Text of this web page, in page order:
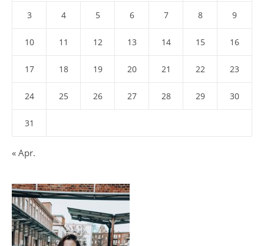
3 4 5 6 7 8 9
10 11 12 13 14 15 16
17 18 19 20 21 22 23
24 25 26 27 28 29 30
31
« Apr.